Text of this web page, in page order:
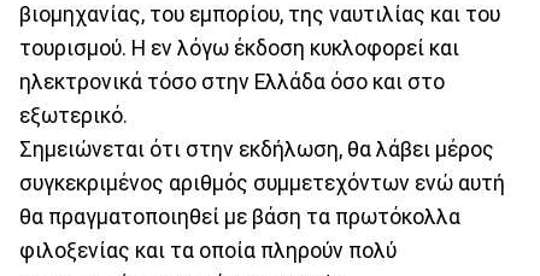
βιομηχανίας, του εμπορίου, της ναυτιλίας και του
τουρισμού. Η εν λόγω έκδοση κυκλοφορεί και
ηλεκτρονικά τόσο στην Ελλάδα όσο και στο
εξωτερικό.
Σημειώνεται ότι στην εκδήλωση, θα λάβει μέρος
συγκεκριμένος αριθμός συμμετεχόντων ενώ αυτή
θα πραγματοποιηθεί με βάση τα πρωτόκολλα
φιλοξενίας και τα οποία πληρούν πολύ